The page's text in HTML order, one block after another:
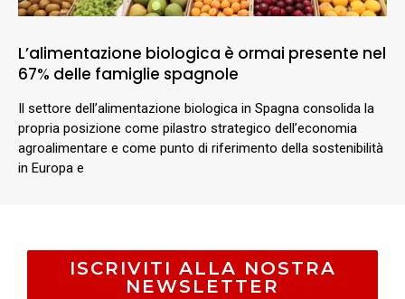
L’alimentazione biologica è ormai presente nel
67% delle famiglie spagnole
Il settore dell’alimentazione biologica in Spagna consolida la
propria posizione come pilastro strategico dell’economia
agroalimentare e come punto di riferimento della sostenibilità
in Europa e
ISCRIVITI ALLA NOSTRA
NEWSLETTER